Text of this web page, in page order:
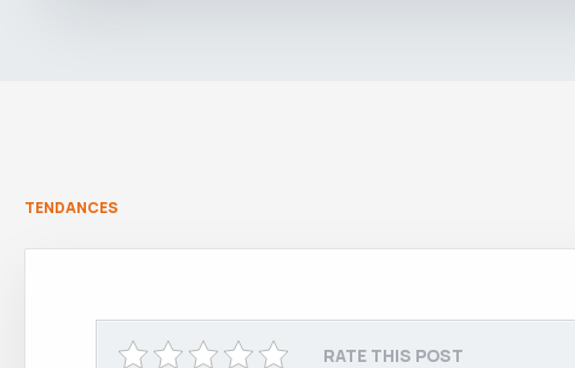
TENDANCES
RATE THIS POST